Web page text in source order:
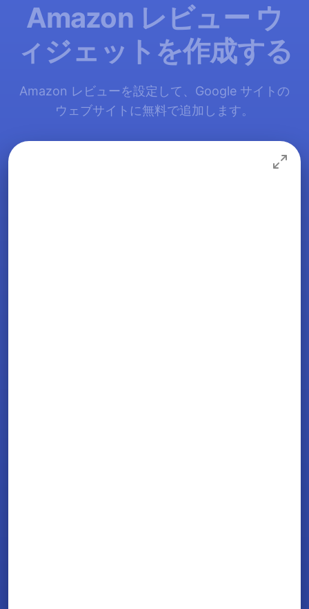
Amazon レビュー ウ
ィジェットを作成する
Amazon レビューを設定して、Google サイトの
ウェブサイトに無料で追加します。